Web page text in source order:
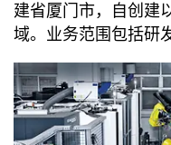
建省厦门市，自创建
域。业务范围包括研